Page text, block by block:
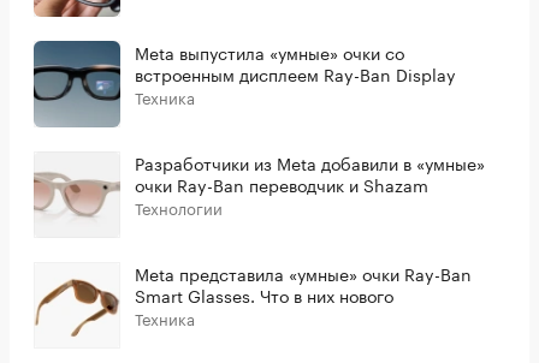
Meta выпустила «умные» очки со
встроенным дисплеем Ray-Ban Display
Техника
Разработчики из Meta добавили в «умные»
очки Ray-Ban переводчик и Shazam
Технологии
Meta представила «умные» очки Ray-Ban
Smart Glasses. Что в них нового
Техника